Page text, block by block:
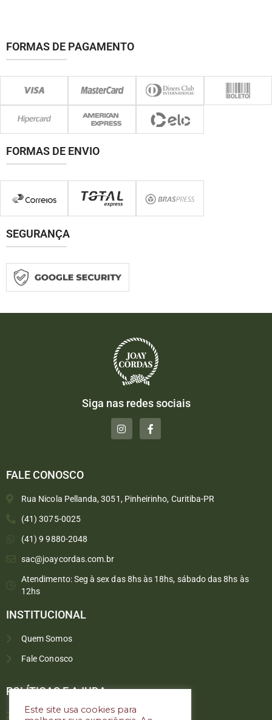
FORMAS DE PAGAMENTO
FORMAS DE ENVIO
SEGURANÇA
Siga nas redes sociais
FALE CONOSCO
Rua Nicola Pellanda, 3051, Pinheirinho, Curitiba-PR
(41) 3075-0025
(41) 9 9880-2048
sac@joaycordas.com.br
Atendimento: Seg à sex das 8hs às 18hs, sábado das 8hs às
12hs
INSTITUCIONAL
Quem Somos
Fale Conosco
POLÍTICAS E AJUDA
Política de troca e devoluções
Este site usa cookies para